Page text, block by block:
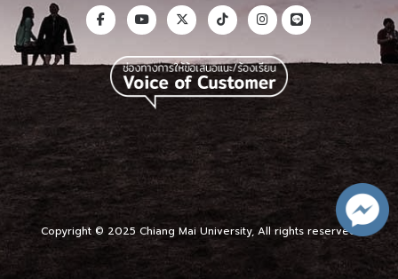
Copyright © 2025 Chiang Mai University, All rights reserved.